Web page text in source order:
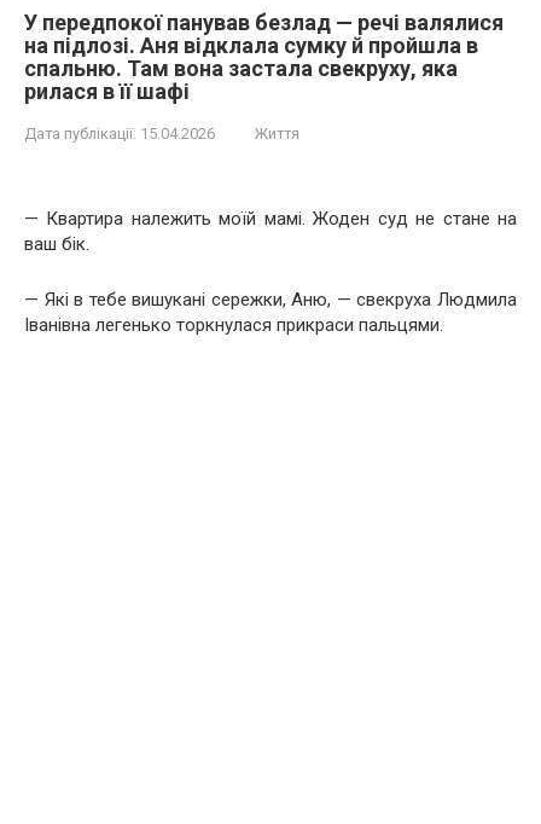
У передпокої панував безлад — речі валялися
на підлозі. Аня відклала сумку й пройшла в
спальню. Там вона застала свекруху, яка
рилася в її шафі
Дата публікації: 15.04.2026 Життя
— Квартира належить моїй мамі. Жоден суд не стане на
ваш бік.
— Які в тебе вишукані сережки, Аню, — свекруха Людмила
Іванівна легенько торкнулася прикраси пальцями.